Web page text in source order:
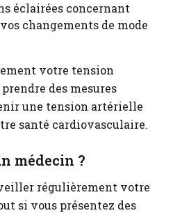
éclairées concernant
changements de mode
votre tension
des mesures
une tension artérielle
santé cardiovasculaire.
médecin ?
régulièrement votre
si vous présentez des